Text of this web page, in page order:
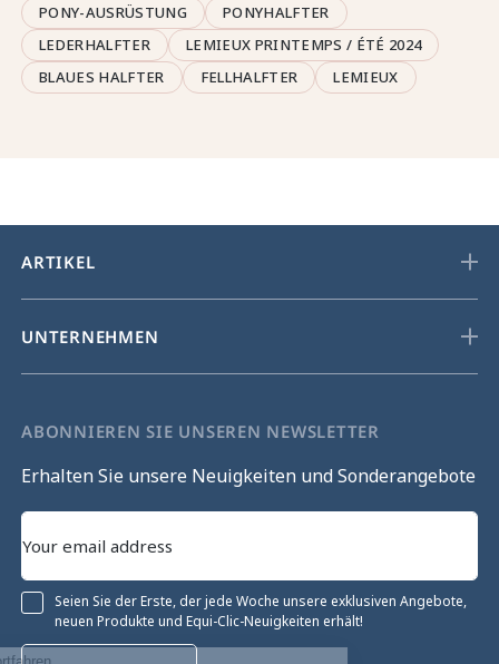
Ohne Einwilligung fortfahren
PONY-AUSRÜSTUNG
PONYHALFTER
LEDERHALFTER
LEMIEUX PRINTEMPS / ÉTÉ 2024
BLAUES HALFTER
FELLHALFTER LEMIEUX
ARTIKEL
UNTERNEHMEN
ABONNIEREN SIE UNSEREN NEWSLETTER
Erhalten Sie unsere Neuigkeiten und Sonderangebote
Seien Sie der Erste, der jede Woche unsere exklusiven Angebote,
neuen Produkte und Equi-Clic-Neuigkeiten erhält!